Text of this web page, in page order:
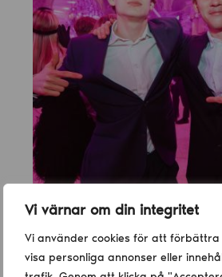
Vi värnar om din integritet
Vi använder cookies för att förbättra
visa personliga annonser eller